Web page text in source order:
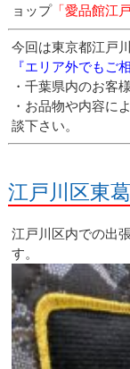
ョップ「愛品館江
今回は東京都江戸
『エリア外でもご
・千葉県内のお客
・お品物や内容に
談下さい。
江戸川区東
江戸川区内での出
す。